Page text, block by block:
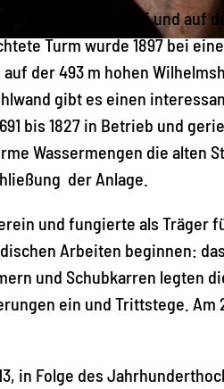
Lengenfeld hinauf und auf
Turm wurde 1897 bei
der 493 m hohen
gibt es einen
bis 1827 in Betrieb und
Wassermengen die alten
der Anlage.
und fungierte als Träger
Arbeiten beginnen:
und Schubkarren legten
ein und Trittstege. Am
in Folge des